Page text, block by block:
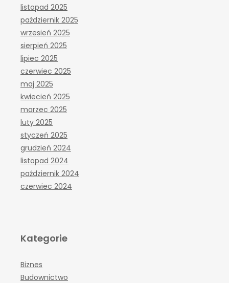
listopad 2025
październik 2025
wrzesień 2025
sierpień 2025
lipiec 2025
czerwiec 2025
maj 2025
kwiecień 2025
marzec 2025
luty 2025
styczeń 2025
grudzień 2024
listopad 2024
październik 2024
czerwiec 2024
Kategorie
Biznes
Budownictwo